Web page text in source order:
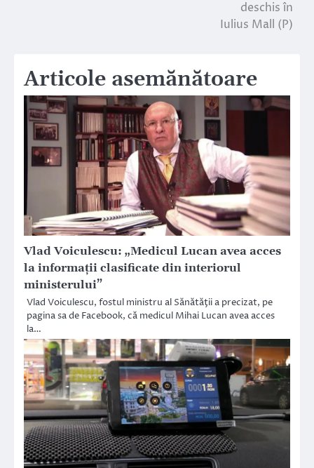
deschis în
Iulius Mall (P)
Articole asemănătoare
Vlad Voiculescu: „Medicul Lucan avea acces
la informaţii clasificate din interiorul
ministerului”
Vlad Voiculescu, fostul ministru al Sănătăţii a precizat, pe
pagina sa de Facebook, că medicul Mihai Lucan avea acces
la…